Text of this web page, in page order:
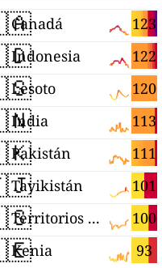
123
Canadá
122
Indonesia
120
Lesoto
113
India
111
Pakistán
101
Tayikistán
100
Territorios Palestinos
93
Kenia